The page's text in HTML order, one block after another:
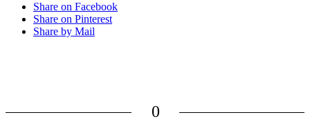
Share on Facebook
Share on Pinterest
Share by Mail
0